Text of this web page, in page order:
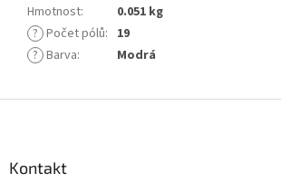
Hmotnost:
0.051 kg
? Počet pólů: 19
? Barva: Modrá
Kontakt